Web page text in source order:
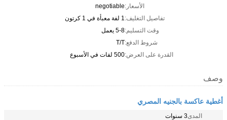
الأسعار:negotiable
تفاصيل التغليف:1 لفة معبأة في 1 كرتون
وقت التسليم:5-8 يعمل
شروط الدفع:T/T
القدرة على العرض:500 لفات في الأسبوع
وصف
أغطية عاكسة بالجنيه المصري
المدى3 سنوات